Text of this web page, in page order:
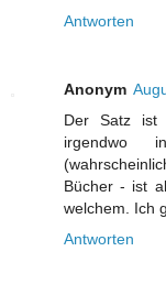
Antworten
Anonym
Der Satz ist
irgendwo
Bücher - ist
welchem. Ich
Antworten